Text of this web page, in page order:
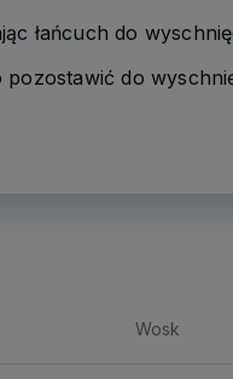
łańcuch do
do
Wosk